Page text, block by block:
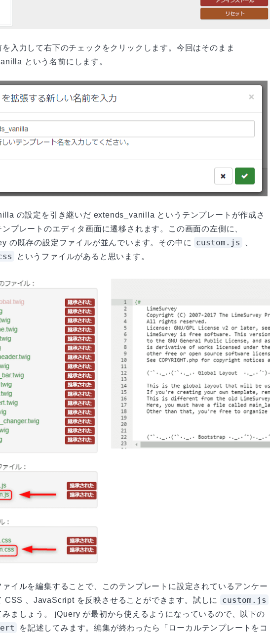
入力して右下のチェックをクリックします。今回はそのまま
という名前にします。
の設定を引き継いだ extends_vanilla というテンプレートが作成さ
ンプレートのエディタ画面に遷移されます。この画面の左側に、
の既存の設定ファイルが並んでいます。その中に
custom.js
というファイルがあると思います。
ァイルを編集することで、このテンプレートに設定されているアンケー
CSS 、JavaScript を反映させることができます。試しに
custom.js
みましょう。 jQuery が最初から使えるようになっているので、以下の
を記述してみます。編集が終わったら「ローカルテンプレートをコ